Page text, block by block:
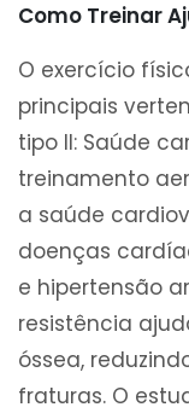
Como Treinar
O exercício
principais
tipo II: Saúde
treinamento
a saúde
doenças
e hipertensão
resistência
óssea,
fraturas. O